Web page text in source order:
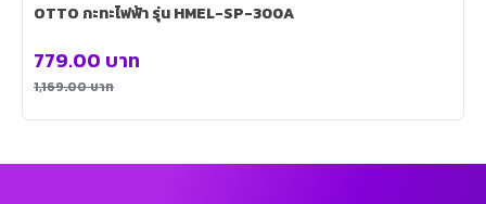
OTTO กะทะไฟฟ้า รุ่น HMEL-SP-300A
1,169.00บาท
779.00 บาท